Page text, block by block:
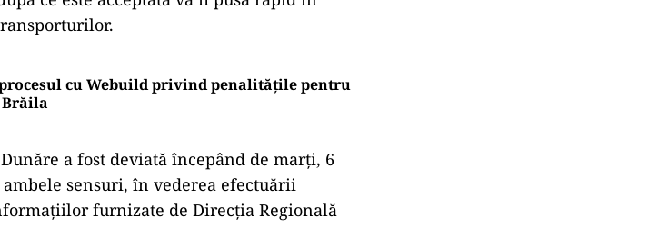
cu Webuild privind penalitățile pentru
a fost deviată începând de marți, 6
sensuri, în vederea efectuării
furnizate de Direcția Regională